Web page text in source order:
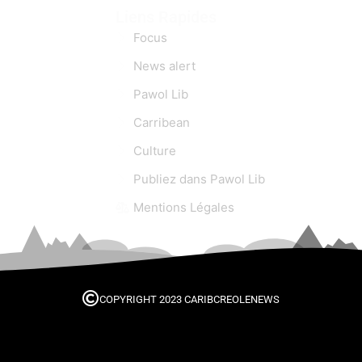
Focus
News alert
Pawol Lib
Carribean
Culture
Publiez dans Pawol Lib
Mentions Légales
COPYRIGHT 2023 CARIBCREOLENEWS